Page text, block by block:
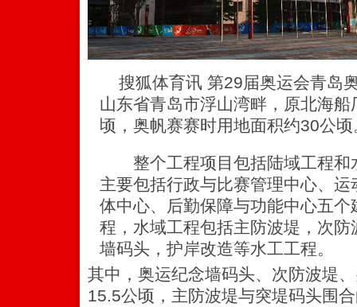
搜狐体育讯 第29届奥运会青岛
山东省青岛市浮山湾畔，原北海
顷，奥帆赛赛时用地面积约30公顷
整个工程项目包括陆域工程和
主要包括行政与比赛管理中心、
体中心、后勤保障与功能中心五
程，水域工程包括主防波堤，次
墙码头，护岸改造等水工工程。
其中，奥运纪念墙码头、次防波堤
15.5公顷，主防波堤与突堤码头围